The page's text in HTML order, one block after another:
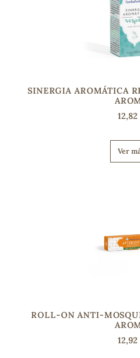
SINERGIA AROMÁTICA
Ver
ROLL-ON ANTI-